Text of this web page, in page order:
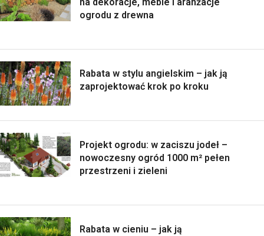
na dekoracje, meble i aranżacje
ogrodu z drewna
Rabata w stylu angielskim – jak ją
zaprojektować krok po kroku
Projekt ogrodu: w zaciszu jodeł –
nowoczesny ogród 1000 m² pełen
przestrzeni i zieleni
Rabata w cieniu – jak ją